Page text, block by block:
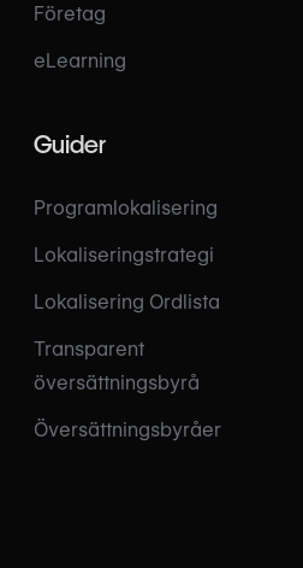
Företag
eLearning
Guider
Programlokalisering
Lokaliseringstrategi
Lokalisering Ordlista
Transparent
översättningsbyrå
Översättningsbyråer